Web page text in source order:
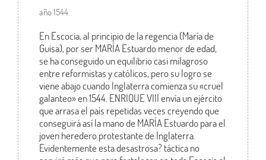
año 1544
En Escocia, al principio de la regencia (María de
Guisa), por ser MARÍA Estuardo menor de edad,
se ha conseguido un equilibrio casi milagroso
entre reformistas y católicos, pero su logro se
viene abajo cuando Inglaterra comienza su «cruel
galanteo» en 1544. ENRIQUE VIII envía un ejército
que arrasa el país repetidas veces creyendo que
conseguirá así la mano de MARÍA Estuardo para el
joven heredero protestante de Inglaterra.
Evidentemente esta desastrosa? táctica no